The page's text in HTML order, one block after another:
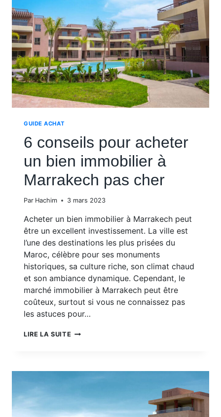
LOCATION
GUIDE ACHAT
6 conseils pour acheter
un bien immobilier à
Marrakech pas cher
Par Hachim 3 mars 2023
Acheter un bien immobilier à Marrakech peut
être un excellent investissement. La ville est
l’une des destinations les plus prisées du
Maroc, célèbre pour ses monuments
historiques, sa culture riche, son climat chaud
et son ambiance dynamique. Cependant, le
marché immobilier à Marrakech peut être
coûteux, surtout si vous ne connaissez pas
les astuces pour…
LIRE LA SUITE 6
UN
MARRAKECH